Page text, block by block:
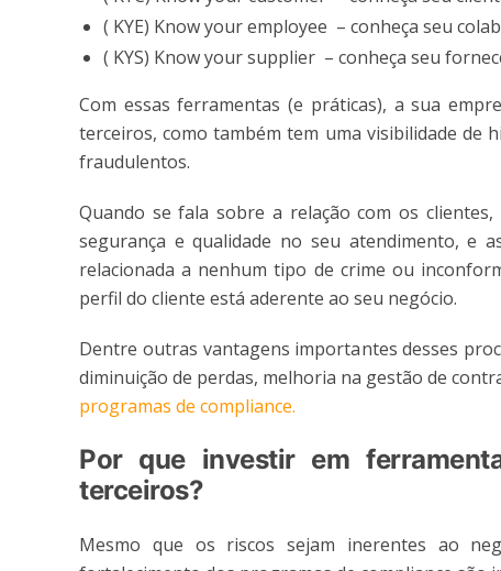
( KYE) Know your employee – conheça seu
( KYS) Know your supplier – conheça seu
Com essas ferramentas (e práticas), a sua
terceiros, como também tem uma visibilidade de
fraudulentos.
Quando se fala sobre a relação com os
segurança e qualidade no seu atendimento, e
relacionada a nenhum tipo de crime ou
perfil do cliente está aderente ao seu negócio.
Dentre outras vantagens importantes desses
diminuição de perdas, melhoria na gestão de
programas de compliance.
Por que investir em
terceiros?
Mesmo que os riscos sejam inerentes ao